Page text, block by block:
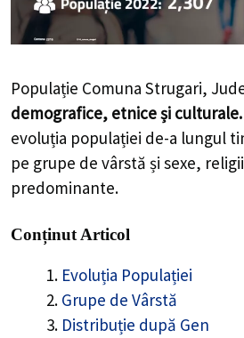
Populație Comuna Strugari,
demografice, etnice și culturale.
evoluția populației de-a lungul
pe grupe de vârstă și sexe,
predominante.
Conținut Articol
Evoluția Populației
Grupe de Vârstă
Distribuție după Gen